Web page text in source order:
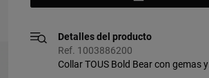
Detalles del producto
Ref. 1003886200
Collar TOUS Bold Bear con gemas y